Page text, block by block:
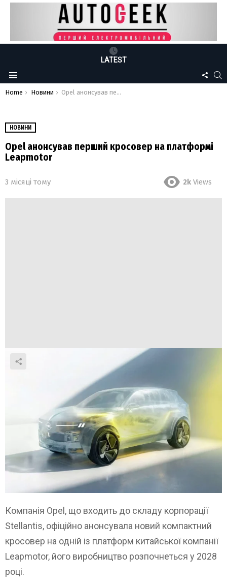
LATEST
Menu
US
You are here:
Home Новини Opel анонсував перший кросовер на платформі Leapmotor
НОВИНИ
Opel анонсував перший кросовер на платформі
Leapmotor
3 місяці тому 2k Views
Компанія Opel, що входить до складу корпорації
Stellantis, офіційно анонсувала новий компактний
кросовер на одній із платформ китайської компанії
Leapmotor, його виробництво розпочнеться у 2028
році.